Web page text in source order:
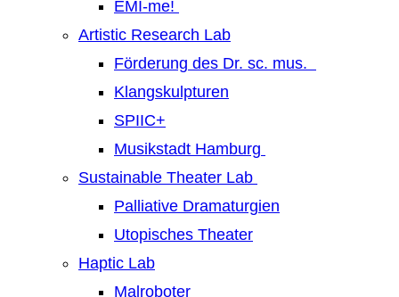
EMI-me!
Artistic Research Lab
Förderung des Dr. sc. mus.
Klangskulpturen
SPIIC+
Musikstadt Hamburg
Sustainable Theater Lab
Palliative Dramaturgien
Utopisches Theater
Haptic Lab
Malroboter